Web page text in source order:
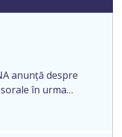
anunță despre
în urma
MAI 2026, IDNP